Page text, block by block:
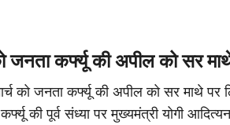
जनता कर्फ्यू की अपील को सर
को जनता कर्फ्यू की अपील को सर माथे
की पूर्व संध्या पर मुख्यमंत्री योगी